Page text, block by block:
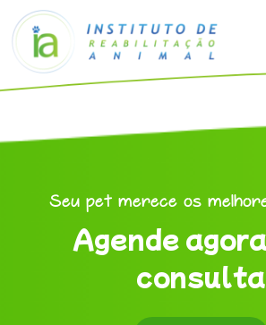
Seu pet merece os
Agende
consulta